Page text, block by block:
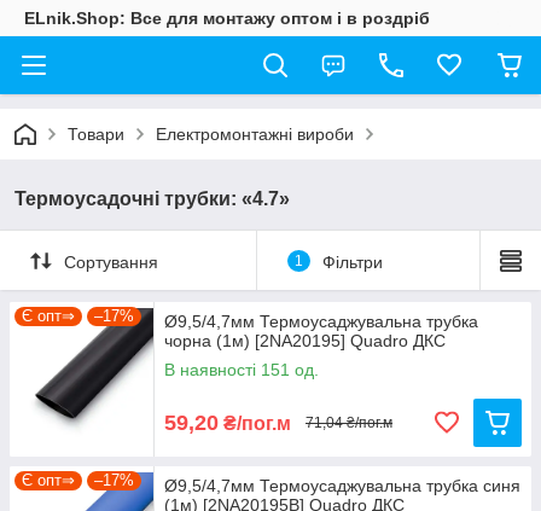
ELnik.Shop: Все для монтажу оптом і в роздріб
Товари Електромонтажні вироби
Термоусадочні трубки: «4.7»
Сортування 1 Фільтри
Є опт⇒ –17%
Ø9,5/4,7мм Термоусаджувальна трубка
чорна (1м) [2NA20195] Quadro ДКС
В наявності 151 од.
59,20 ₴/пог.м 71,04 ₴/пог.м
Є опт⇒ –17%
Ø9,5/4,7мм Термоусаджувальна трубка синя
(1м) [2NA20195B] Quadro ДКС